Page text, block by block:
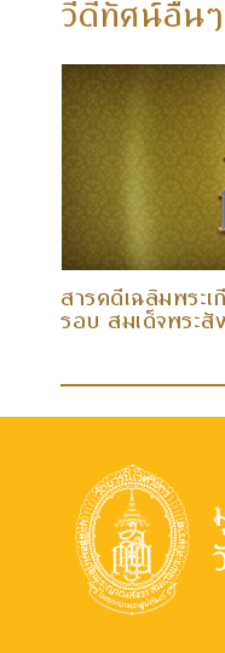
วีดีทัศน์อื่นๆ
สารคดีเฉลิมพระ
รอบ สมเด็จพระ